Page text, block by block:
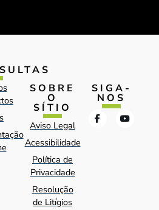
SOBRE
O
SÍTIO
Aviso Legal
Acessibilidade
Política de
Privacidade
Resolução
de Litígios
SIGA-
NOS